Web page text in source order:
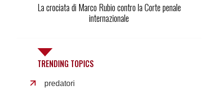
La crociata di Marco Rubio contro la Corte penale
internazionale
TRENDING TOPICS
predatori